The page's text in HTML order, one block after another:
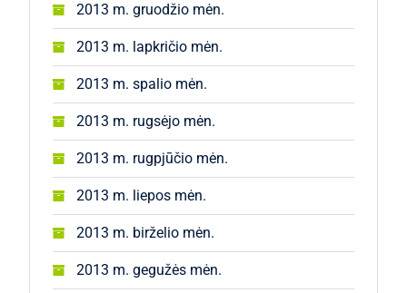
2013 m. gruodžio mėn.
2013 m. lapkričio mėn.
2013 m. spalio mėn.
2013 m. rugsėjo mėn.
2013 m. rugpjūčio mėn.
2013 m. liepos mėn.
2013 m. birželio mėn.
2013 m. gegužės mėn.